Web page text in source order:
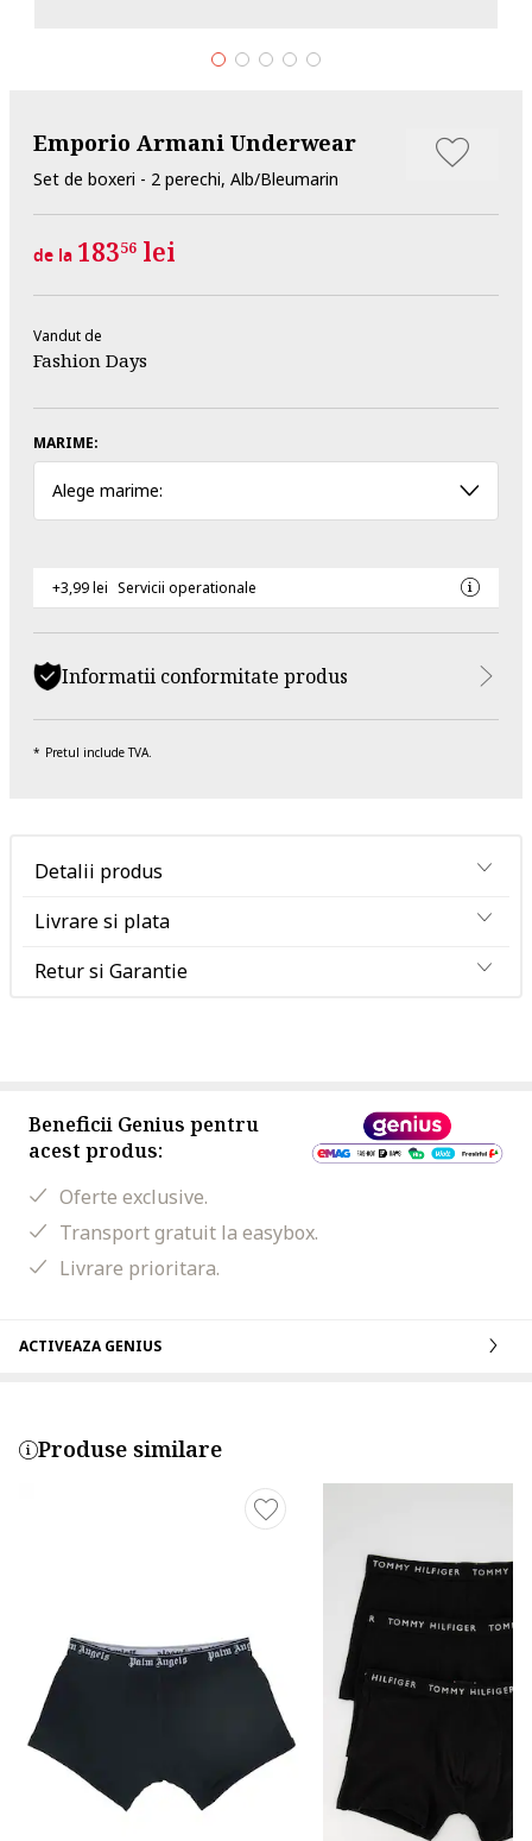
Emporio Armani Underwear
Set de boxeri - 2 perechi, Alb/Bleumarin
de la 18356 lei
Vandut de
Fashion Days
MARIME:
Alege marime:
+3,99 lei Servicii operationale
Informatii conformitate produs
Pretul include TVA.
Detalii produs
Livrare si plata
Retur si Garantie
Beneficii Genius pentru
acest produs:
Oferte exclusive.
Transport gratuit la easybox.
Livrare prioritara.
ACTIVEAZA GENIUS
Produse similare